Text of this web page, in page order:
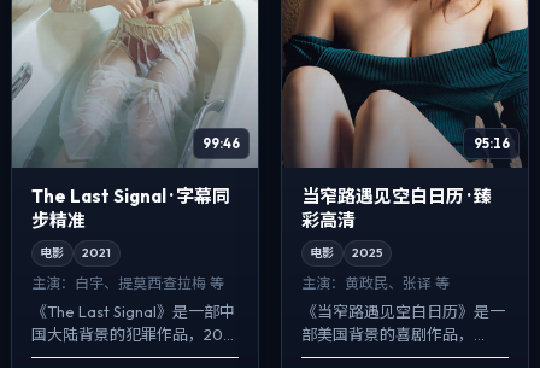
99:46
The Last Signal · 字幕同
步精准
电影 2021
主演： 白宇、提莫西·查拉梅 等
《The Last Signal》是一部中
国大陆背景的犯罪作品，2021
年公映，由洪常秀执导，白
95:16
当窄路遇见空白日历 · 臻
彩高清
电影 2025
主演： 黄政民、张译 等
《当窄路遇见空白日历》是一
部美国背景的喜剧作品，
2025年公映，由陈凯歌执